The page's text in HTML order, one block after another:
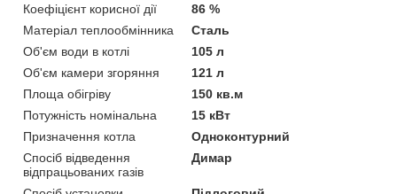
Коефіцієнт корисної дії
86 %
Матеріал теплообмінника
Сталь
Об'єм води в котлі
105 л
Об'єм камери згоряння
121 л
Площа обігріву
150 кв.м
Потужність номінальна
15 кВт
Призначення котла
Одноконтурний
Спосіб відведення
відпрацьованих газів
Димар